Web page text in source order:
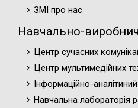
ЗМІ про нас
Навчально-
Центр сучасних
Центр мультимедійних
Інформаційно-
Навчальна лабораторія